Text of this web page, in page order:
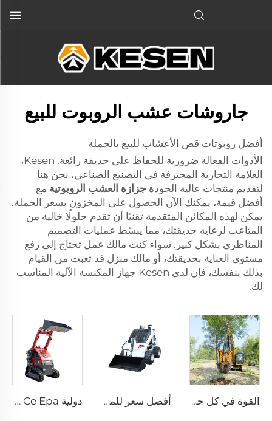
جاروشات عشب الروبوت للبيع
أفضل روبوتات قص الأعشاب للبيع بالجملة
الأدوات الفعالة ضرورية للحفاظ على حديقة رائعة. Kesen،
العلامة التجارية المحترفة في التصنيع الصناعي، نحن هنا
لتقديم منتجات عالية الجودة جزازة العشب الروبوتية مع
أفضل قيمة، يمكنك الآن الحصول على المخزون بسعر الجملة.
يمكن لهذه المكائن المتقدمة تقنيًا أن تقدم حلولًا خالية من
المتاعب لرعاية حديقتك، مما يبسّط عمليات التصميم
المناظري بشكل كبير. سواء كنت مالك عمل تحتاج إلى رفع
مستوى العناية بحديقتك، أو مالك منزل قد تعبت من القيام
بذلك بنفسك، فإن لدى Kesen جهاز المكنسة الآلية المناسب
لك.
القوة في كل حفرة – آلات حفر الأشجار الصناعية، بدون هامش تجزئة أفضل سعر للمنتج الصيني الجديد: حفار صغير للتحميل دولية Ce Epa منزل حديقة ديزل الزاحف صغير ميني رافعة حفارة مرفقات